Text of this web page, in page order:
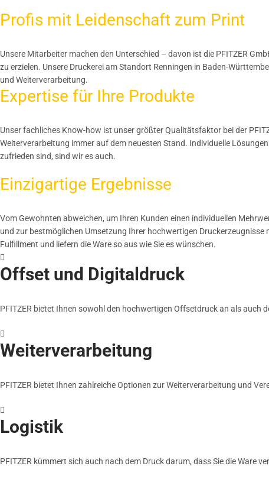
Profis mit Leidenschaft zum Print
Unsere Mitarbeiter machen den Unterschied – davon ist die PFITZER
zu erzielen. Unsere Druckerei am Standort Renningen in Baden-
und Weiterverarbeitung.
Expertise für Ihre Produkte
Unser fachliches Know-how ist unser größter Qualitätsfaktor bei der
Weiterverarbeitung immer auf dem neuesten Stand. Individuelle
zufrieden sind, sind wir es auch.
Einzigartige Ergebnisse
Vom Gewohnten abweichen, um Ihren Kunden einen individuellen
und zur bestmöglichen Umsetzung Ihrer hochwertigen
Fulfillment und liefern die Ware so aus wie Sie es wünschen.
Offset und Digitaldruck
PFITZER bietet Ihnen sowohl den hochwertigen Offsetdruck an als auch
Weiterverarbeitung
PFITZER bietet Ihnen zahlreiche Optionen zur Weiterverarbeitung und
Logistik
PFITZER kümmert sich auch nach dem Druck darum, dass Sie die Ware